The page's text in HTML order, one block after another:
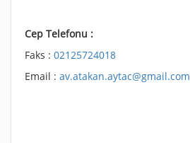
Cep Telefonu :
Faks : 02125724018
Email : av.atakan.aytac@gmail.com